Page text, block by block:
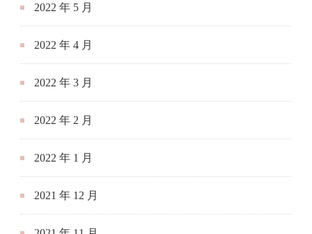
2022 年 5 月
2022 年 4 月
2022 年 3 月
2022 年 2 月
2022 年 1 月
2021 年 12 月